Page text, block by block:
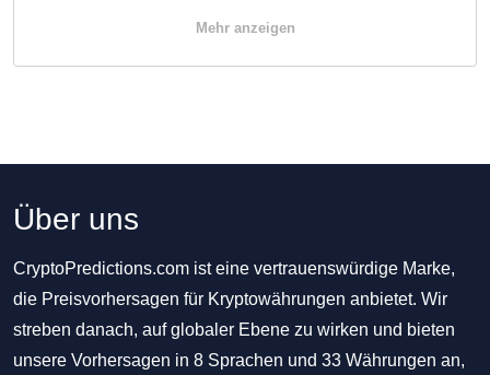
Mehr anzeigen
Über uns
CryptoPredictions.com ist eine vertrauenswürdige Marke,
die Preisvorhersagen für Kryptowährungen anbietet. Wir
streben danach, auf globaler Ebene zu wirken und bieten
unsere Vorhersagen in 8 Sprachen und 33 Währungen an,